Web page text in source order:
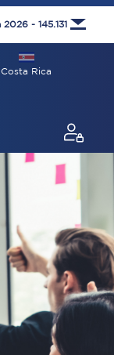
2026 - 145.131
Costa Rica